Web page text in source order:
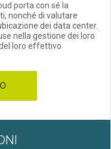
porta con sé la
nonché di valutare
dei data center.
nella gestione dei loro
loro effettivo